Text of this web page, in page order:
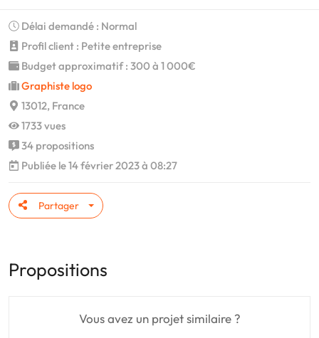
Délai demandé : Normal
Profil client : Petite entreprise
Budget approximatif : 300 à 1 000€
Graphiste logo
13012, France
1733 vues
34 propositions
Publiée le 14 février 2023 à 08:27
Partager
Propositions
Vous avez un projet similaire ?